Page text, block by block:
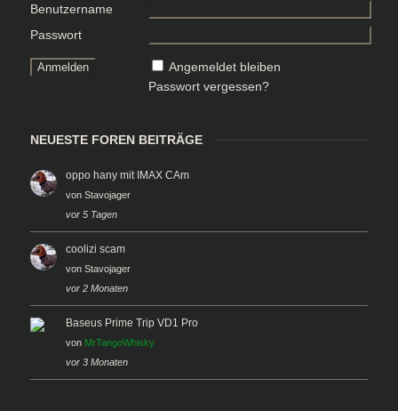
Benutzername
Passwort
Angemeldet bleiben
Passwort vergessen?
NEUESTE FOREN BEITRÄGE
oppo hany mit IMAX CAm
von Stavojager
vor 5 Tagen
coolizi scam
von Stavojager
vor 2 Monaten
Baseus Prime Trip VD1 Pro
von MrTangoWhisky
vor 3 Monaten